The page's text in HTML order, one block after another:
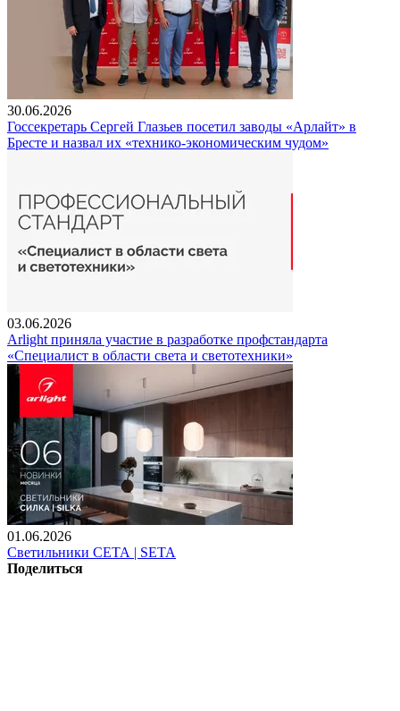
30.06.2026
Госсекретарь Сергей Глазьев посетил заводы «Арлайт» в
Бресте и назвал их «технико-экономическим чудом»
03.06.2026
Arlight приняла участие в разработке профстандарта
«Специалист в области света и светотехники»
01.06.2026
Светильники СЕТА | SETA
Поделиться